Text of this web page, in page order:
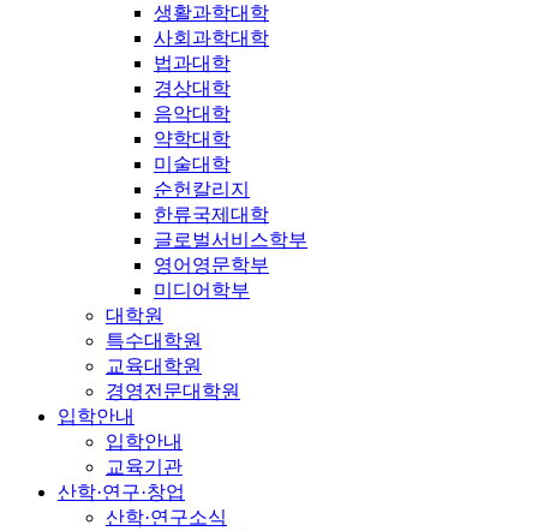
생활과학대학
사회과학대학
법과대학
경상대학
음악대학
약학대학
미술대학
순헌칼리지
한류국제대학
글로벌서비스학부
영어영문학부
미디어학부
대학원
특수대학원
교육대학원
경영전문대학원
입학안내
입학안내
교육기관
산학·연구·창업
산학·연구소식